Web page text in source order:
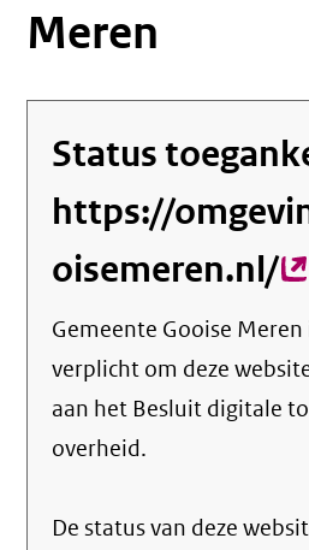
Meren
Status
https://
oisemeren.nl/
Gemeente Gooise Meren
verplicht om deze
aan het Besluit digitale
overheid.
De status van deze